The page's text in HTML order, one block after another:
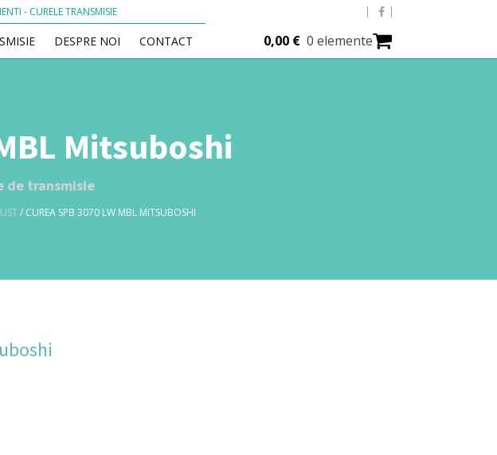
- CURELE TRANSMISIE
DESPRE NOI CONTACT 0,00 € 0 elemente
Mitsuboshi
de transmisie
/ CUREA SPB 3070 LW MBL MITSUBOSHI